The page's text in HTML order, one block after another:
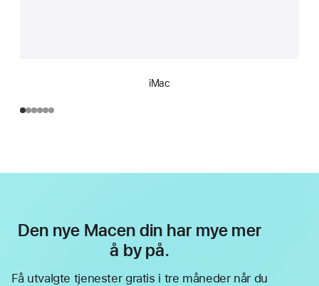
iMac
Den nye Macen din har mye mer
å by på.
Få utvalgte tjenester gratis i tre måneder når du